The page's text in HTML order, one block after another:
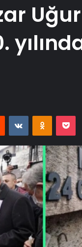
Reddit VKontakte